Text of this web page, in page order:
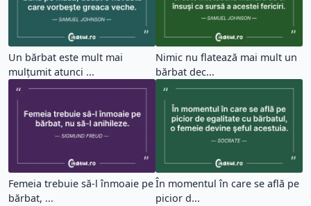
Un bărbat este mult mai
mulţumit atunci ...
Nimic nu flatează mai mult un
bărbat dec...
Femeia trebuie să-l înmoaie pe
bărbat, ...
În momentul în care se află pe
picior d...